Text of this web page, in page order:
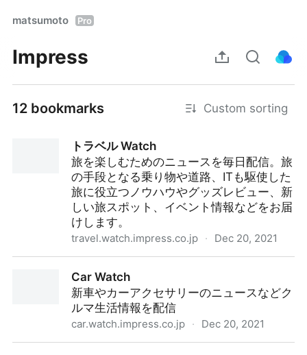
matsumoto Pro
Impress
12 bookmarks Custom sorting
トラベル Watch
旅を楽しむためのニュースを毎日配信。旅
の手段となる乗り物や道路、ITも駆使した
旅に役立つノウハウやグッズレビュー、新
しい旅スポット、イベント情報などをお届
けします。
travel.watch.impress.co.jp · Dec 20, 2021
Car Watch
新車やカーアクセサリーのニュースなどク
ルマ生活情報を配信
car.watch.impress.co.jp · Dec 20, 2021